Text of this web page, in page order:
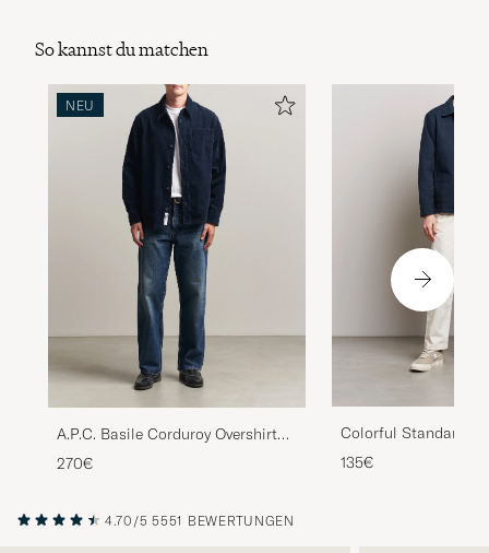
So kannst du matchen
NEU
A.P.C. Basile Corduroy Overshirt
Dark Navy
270€
Colorful Standard
Workwear Jacket
135€
4.70/5 5551 BEWERTUNGEN